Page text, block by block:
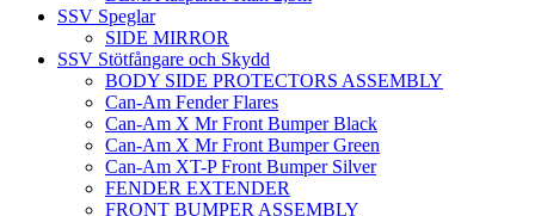
SSV Speglar
SIDE MIRROR
SSV Stötfångare och Skydd
BODY SIDE PROTECTORS ASSEMBLY
Can-Am Fender Flares
Can-Am X Mr Front Bumper Black
Can-Am X Mr Front Bumper Green
Can-Am XT-P Front Bumper Silver
FENDER EXTENDER
FRONT BUMPER ASSEMBLY